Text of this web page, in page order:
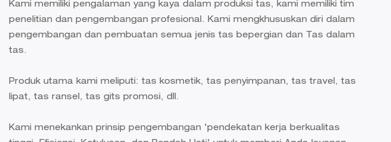
Kami memiliki pengalaman yang kaya dalam produksi tas, kami memiliki tim
penelitian dan pengembangan profesional. Kami mengkhususkan diri dalam
pengembangan dan pembuatan semua jenis tas bepergian dan Tas dalam
tas.
Produk utama kami meliputi: tas kosmetik, tas penyimpanan, tas travel, tas
lipat, tas ransel, tas gits promosi, dll.
Kami menekankan prinsip pengembangan 'pendekatan kerja berkualitas